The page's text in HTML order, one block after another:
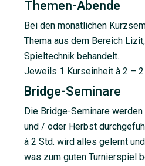
Themen-Abende
Bei den monatlichen
Thema aus dem Bereich
Spieltechnik behandelt.
Jeweils 1 Kurseinheit à 2 –
Bridge-Seminare
Die Bridge-Seminare
und / oder Herbst
à 2 Std. wird alles gelernt
was zum guten Turnierspiel